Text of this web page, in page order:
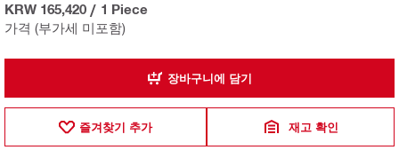
가격 (부가세 미포함)
KRW 165,420 / 1 Piece
장바구니에 담기
즐겨찾기 추가 재고 확인